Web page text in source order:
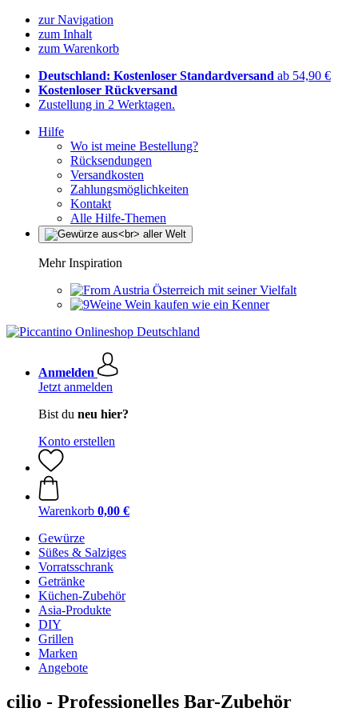
zur Navigation
zum Inhalt
zum Warenkorb
Deutschland: Kostenloser Standardversand ab 54,90 €
Kostenloser Rückversand
Zustellung in 2 Werktagen.
Hilfe
Wo ist meine Bestellung?
Rücksendungen
Versandkosten
Zahlungsmöglichkeiten
Kontakt
Alle Hilfe-Themen
Mehr Inspiration
Österreich mit seiner Vielfalt
Wein kaufen wie ein Kenner
Anmelden
Jetzt anmelden
Bist du neu hier?
Konto erstellen
Warenkorb 0,00 €
Gewürze
Süßes & Salziges
Vorratsschrank
Getränke
Küchen-Zubehör
Asia-Produkte
DIY
Grillen
Marken
Angebote
cilio - Professionelles Bar-Zubehör